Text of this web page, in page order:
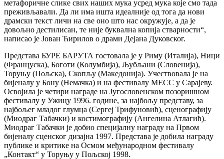
метафоричне слике свих наших мука усред мука које смо тада
преживљавали. Да ли има ишта идеалније од тога да нови
драмски текст личи на све оно што нас окружује, а да је
довољно дестилисан, те није буквална копија стварности“,
написао је Јован Ћирилов о драми Дејана Дуковског.
Представа БУРЕ БАРУТА гостовала је у Риму (Италија), Ници
(Француска), Боготи (Колумбија), Љубљани (Словенија),
Торуњу (Пољска), Скопљу (Македонија). Учествовала је на
бијеналу у Бону (Немачка) и на фестивалу МЕСС у Сарајеву.
Освојила је четири награде на Југословенском позоришном
фестивалу у Ужицу 1996. године, за најбољу представу, за
најбољег младог глумца (Сергеј Трифуновић), сценографију
(Миодраг Табачки) и костимографију (Ангелина Атлагић).
Миодраг Табачки је добио специјалну награду на Првом
бијеналу сценског дизајна 1997. Представа је добила награду
публике и критике на Осмом међународном фестивалу
„Контакт“ у Торуњу у Пољској 1998.